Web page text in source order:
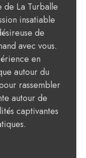
de La Turballe
insatiable
de
avec vous.
en
autour du
rassembler
autour de
captivantes